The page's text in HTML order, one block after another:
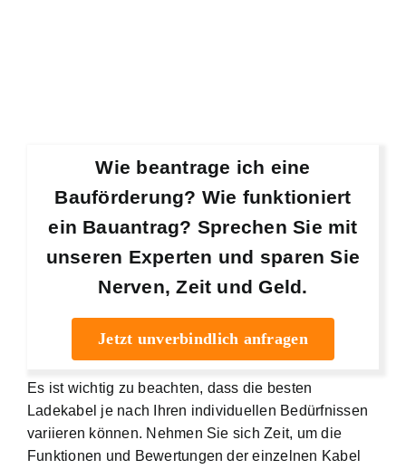
Wie beantrage ich eine
Bauförderung? Wie funktioniert
ein Bauantrag? Sprechen Sie mit
unseren Experten und sparen Sie
Nerven, Zeit und Geld.
Jetzt unverbindlich anfragen
Es ist wichtig zu beachten, dass die besten
Ladekabel je nach Ihren individuellen Bedürfnissen
variieren können. Nehmen Sie sich Zeit, um die
Funktionen und Bewertungen der einzelnen Kabel